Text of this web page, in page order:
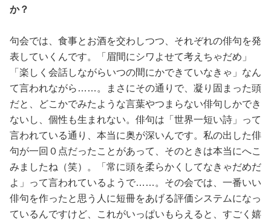
か？
句会では、食事とお酒を交わしつつ、それぞれの俳句を発
表していくんです。「眉間にシワよせて考えちゃだめ」
「楽しく会話しながらいつの間にかできていなきゃ」なん
て言われながら……。まさにその通りで、凝り固まった頭
だと、どこかでみたような言葉やつまらない俳句しかでき
ないし、個性も生まれない。俳句は「世界一短い詩」って
言われている通り、本当に奥が深いんです。私の出した俳
句が一回０点だったことがあって、そのときは本当にへこ
みましたね（笑）。「常に頭を柔らかくしてなきゃだめだ
よ」って言われているようで……。その会では、一番いい
俳句を作ったと思う人に短冊をあげる評価システムになっ
ているんですけど、これがいっぱいもらえると、すごく嬉